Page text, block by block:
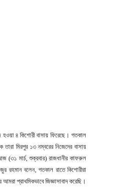
হওয়া ৪ কিশোরী বাসায় ফিরেছে। গতকাল
তারা মিরপুর ১৩ নম্বরের নিজেদের বাসায়
(৩১ মার্চ, শুক্রবার) রাজধানীর কাফরুল
রহমান বলেন, গতকাল রাতে কিশোরীরা
প্রাথমিকভাবে জিজ্ঞাসাবাদ করেছি।